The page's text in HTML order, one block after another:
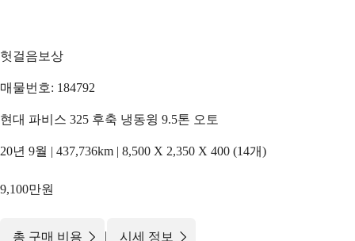
헛걸음보상
매물번호: 184792
현대 파비스 325 후축 냉동윙 9.5톤 오토
20년 9월 | 437,736km | 8,500 X 2,350 X 400 (14개)
9,100만원
총 구매 비용 | 시세 정보